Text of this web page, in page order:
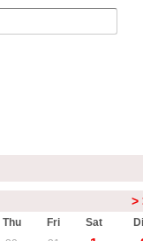
>
Thu Fri Sat